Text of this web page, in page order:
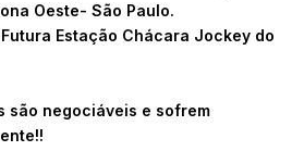
Oeste- São Paulo.
Estação Chácara Jockey do
são negociáveis e sofrem